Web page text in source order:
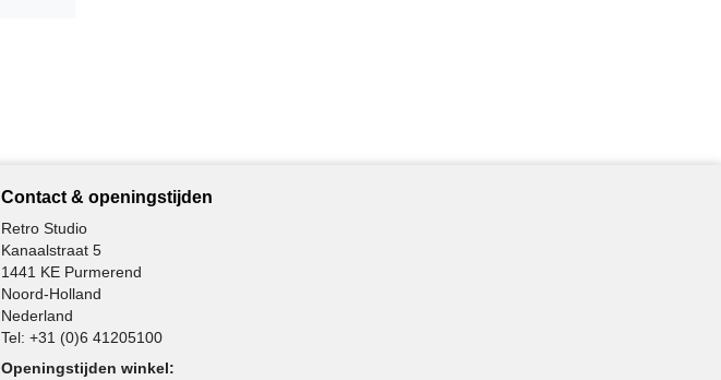
Contact & openingstijden
Retro Studio
Kanaalstraat 5
1441 KE Purmerend
Noord-Holland
Nederland
Tel: +31 (0)6 41205100
Openingstijden winkel: